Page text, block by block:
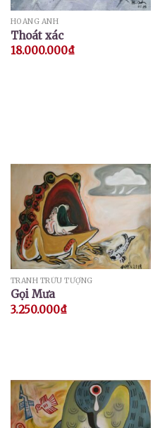
HOÀNG ANH
Thoát xác
18.000.000₫
TRANH TRỪU TƯỢNG
Gọi Mưa
3.250.000₫